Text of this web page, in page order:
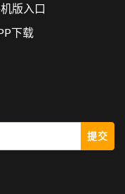
版入口
下载
提交